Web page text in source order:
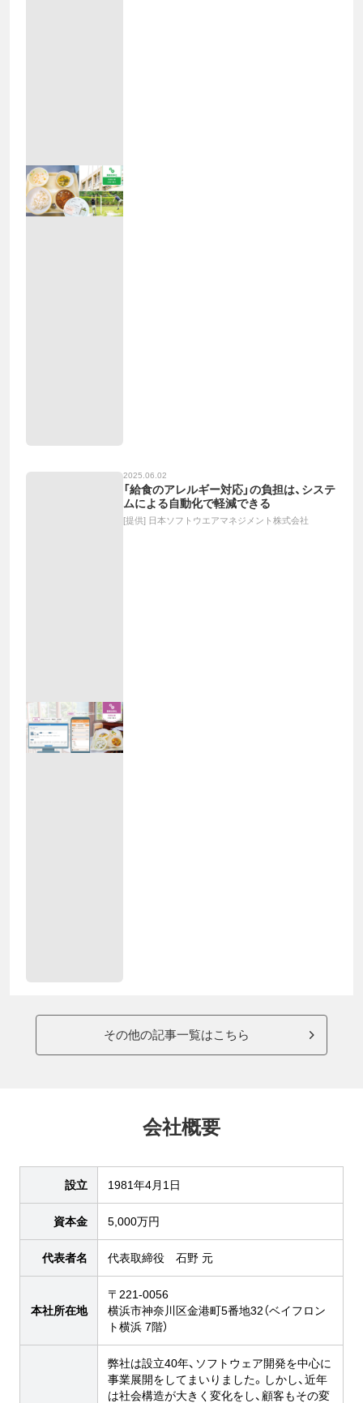
2025.06.02
「給食のアレルギー対応」の負担は、システ
ムによる自動化で軽減できる
[提供] 日本ソフトウエアマネジメント株式会社
その他の記事一覧はこちら
会社概要
設立 1981年4月1日
資本金 5,000万円
代表者名 代表取締役 石野 元
本社所在地
〒221-0056
横浜市神奈川区金港町5番地32（ベイフロン
ト横浜 7階）
弊社は設立40年、ソフトウェア開発を中心に
事業展開をしてまいりました。しかし、近年
は社会構造が大きく変化をし、顧客もその変